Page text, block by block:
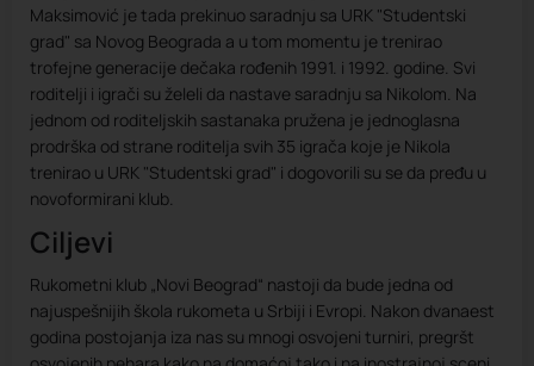
Maksimović je tada prekinuo saradnju sa URK "Studentski
grad" sa Novog Beograda a u tom momentu je trenirao
trofejne generacije dečaka rođenih 1991. i 1992. godine. Svi
roditelji i igrači su želeli da nastave saradnju sa Nikolom. Na
jednom od roditeljskih sastanaka pružena je jednoglasna
prodrška od strane roditelja svih 35 igrača koje je Nikola
trenirao u URK "Studentski grad" i dogovorili su se da pređu u
novoformirani klub.
Ciljevi
Rukometni klub „Novi Beograd“ nastoji da bude jedna od
najuspešnijih škola rukometa u Srbiji i Evropi. Nakon dvanaest
godina postojanja iza nas su mnogi osvojeni turniri, pregršt